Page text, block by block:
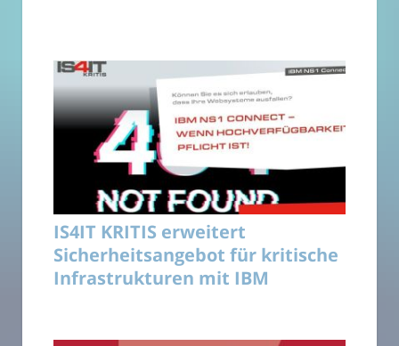
IS4IT KRITIS erweitert
Sicherheitsangebot für kritische
Infrastrukturen mit IBM